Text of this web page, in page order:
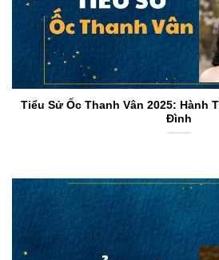
Tiểu Sử Ốc Thanh Vân 2025: Hành
Đình